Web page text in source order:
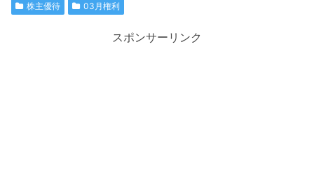
株主優待 03月権利
スポンサーリンク